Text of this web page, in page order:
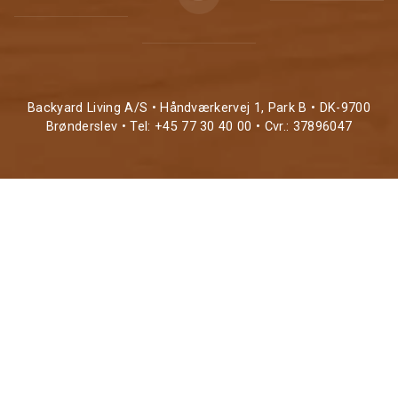
Backyard Living A/S • Håndværkervej 1, Park B • DK-9700
Brønderslev • Tel: +45 77 30 40 00 • Cvr.: 37896047